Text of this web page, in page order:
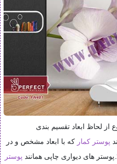
از لحاظ ابعاد تقسیم بندی
پوستر کمار که با ابعاد مشخص و در
پوستر